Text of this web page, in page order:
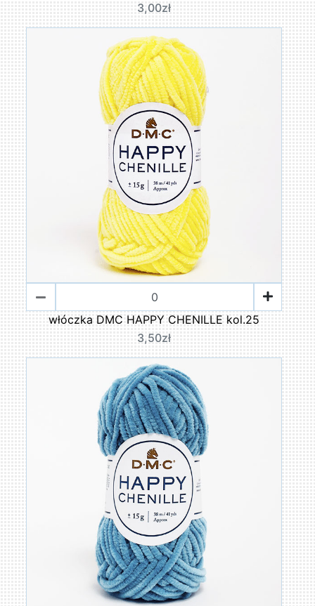
3,00zł
włóczka DMC HAPPY CHENILLE kol.25
3,50zł